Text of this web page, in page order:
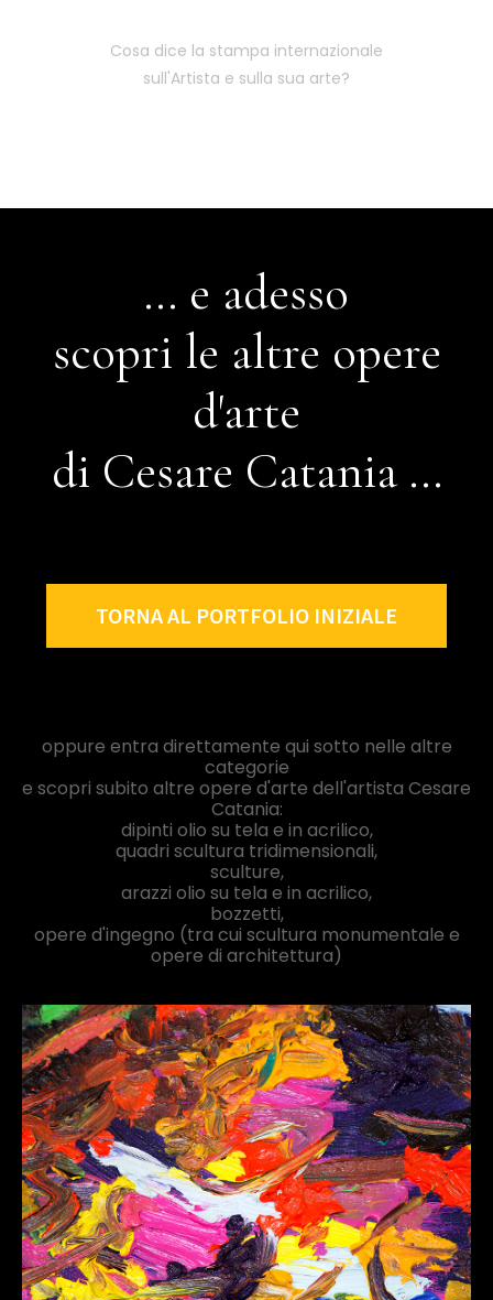
Cosa dice la stampa internazionale
sull'Artista e sulla sua arte?
... e adesso
scopri le altre opere
d'arte
di Cesare Catania ...
TORNA AL PORTFOLIO INIZIALE
oppure entra direttamente qui sotto nelle altre
categorie
e scopri subito altre opere d'arte dell'artista Cesare
Catania:
dipinti olio su tela e in acrilico,
quadri scultura tridimensionali,
sculture,
arazzi olio su tela e in acrilico,
bozzetti,
opere d'ingegno (tra cui scultura monumentale e
opere di architettura)